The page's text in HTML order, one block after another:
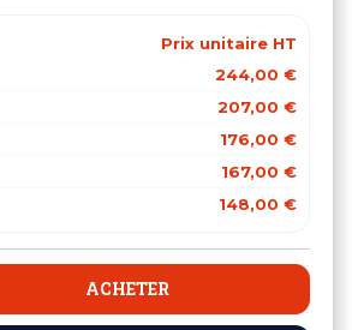
Prix unitaire HT
244,00 €
207,00 €
176,00 €
167,00 €
148,00 €
ACHETER